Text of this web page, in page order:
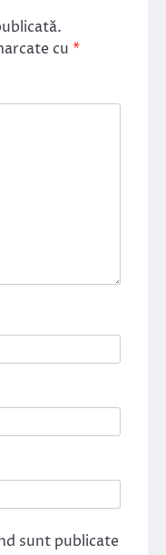
cu *
sunt publicate